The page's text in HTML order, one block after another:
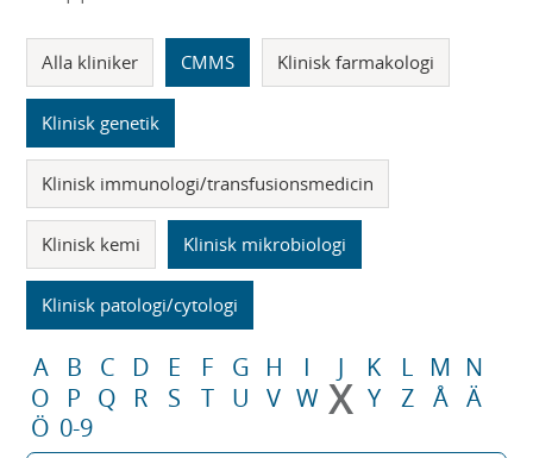
Alla kliniker CMMS Klinisk farmakologi
Klinisk genetik
Klinisk immunologi/transfusionsmedicin
Klinisk kemi Klinisk mikrobiologi
Klinisk patologi/cytologi
A B C D E F G H I J K L M N
O
P Q R S T U V W X Y Z Å Ä
Ö 0-9